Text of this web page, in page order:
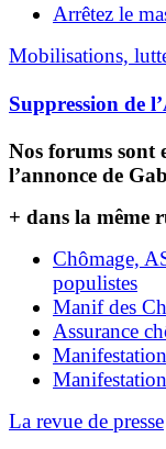
Arrêtez le
Mobilisations,
Suppression de
Nos forums sont
l’annonce de
+ dans la même
Chômage,
populistes
Manif des
Assurance
La revue de presse